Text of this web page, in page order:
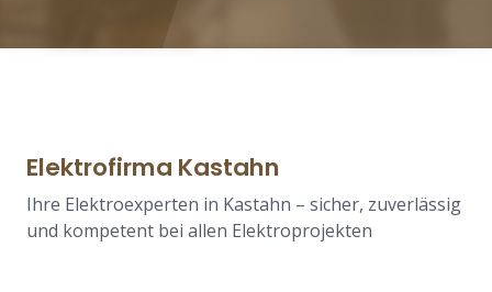
Elektrofirma Kastahn
Ihre Elektroexperten in Kastahn – sicher, zuverlässig
und kompetent bei allen Elektroprojekten